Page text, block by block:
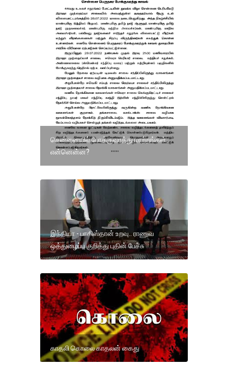
சென்னையில் போக்குவரத்து மாற்றங்கள்
என்னென்ன?
இந்தியா - பாகிஸ்தான் உறவு.. ராணுவ
ஒத்துழைப்பு குறித்து புதின் பேச்சு
காதலி கொலை காதலன் கைது